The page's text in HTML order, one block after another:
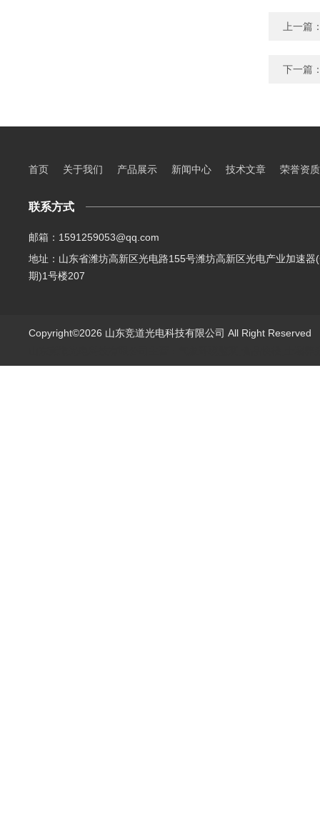
上一篇
下一篇
首页 关于我们 产品展示 新闻中心 技术文章 荣誉资质
联系方式
邮箱：1591259053@qq.com
地址：山东省潍坊高新区光电路155号潍坊高新区光电产业加速器
期)1号楼207
Copyright©2026 山东竞道光电科技有限公司 All Right